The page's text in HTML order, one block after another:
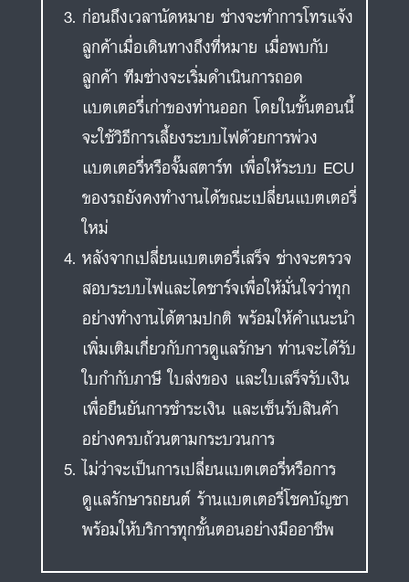
ก่อนถึงเวลานัดหมาย ช่างจะทำการโทรแจ้ง
ลูกค้าเมื่อเดินทางถึงที่หมาย เมื่อพบกับ
ลูกค้า ทีมช่างจะเริ่มดำเนินการถอด
แบตเตอรี่เก่าของท่านออก โดยในขั้นตอนนี้
จะใช้วิธีการเลี้ยงระบบไฟด้วยการพ่วง
แบตเตอรี่หรือจั๊มสตาร์ท เพื่อให้ระบบ ECU
ของรถยังคงทำงานได้ขณะเปลี่ยนแบตเตอรี่
ใหม่
หลังจากเปลี่ยนแบตเตอรี่เสร็จ ช่างจะตรวจ
สอบระบบไฟและไดชาร์จเพื่อให้มั่นใจว่าทุก
อย่างทำงานได้ตามปกติ พร้อมให้คำแนะนำ
เพิ่มเติมเกี่ยวกับการดูแลรักษา ท่านจะได้รับ
ใบกำกับภาษี ใบส่งของ และใบเสร็จรับเงิน
เพื่อยืนยันการชำระเงิน และเซ็นรับสินค้า
อย่างครบถ้วนตามกระบวนการ
ไม่ว่าจะเป็นการเปลี่ยนแบตเตอรี่หรือการ
ดูแลรักษารถยนต์ ร้านแบตเตอรี่โชคบัญชา
พร้อมให้บริการทุกขั้นตอนอย่างมืออาชีพ